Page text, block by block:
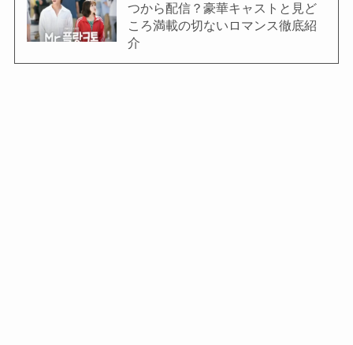
つから配信？豪華キャストと見ど
ころ満載の切ないロマンス徹底紹
介